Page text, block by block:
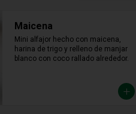
Maicena
Mini alfajor hecho con maicena,
harina de trigo y relleno de manjar
blanco con coco rallado alrededor.